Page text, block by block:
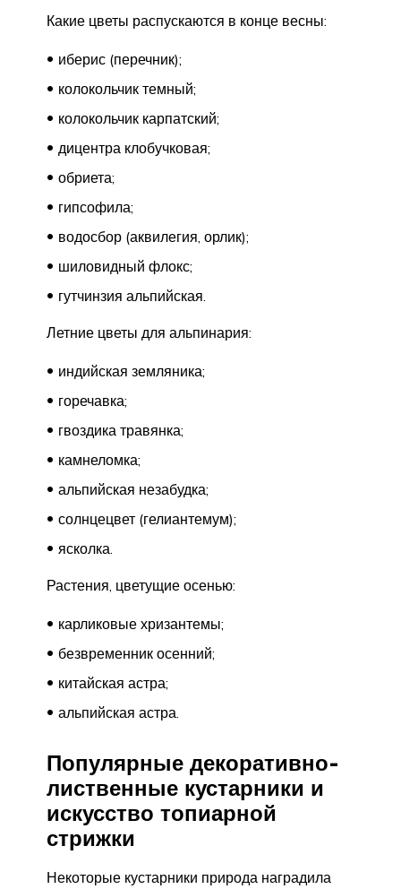
Какие цветы распускаются в конце весны:
иберис (перечник);
колокольчик темный;
колокольчик карпатский;
дицентра клобучковая;
обриета;
гипсофила;
водосбор (аквилегия, орлик);
шиловидный флокс;
гутчинзия альпийская.
Летние цветы для альпинария:
индийская земляника;
горечавка;
гвоздика травянка;
камнеломка;
альпийская незабудка;
солнцецвет (гелиантемум);
ясколка.
Растения, цветущие осенью:
карликовые хризантемы;
безвременник осенний;
китайская астра;
альпийская астра.
Популярные декоративно-
лиственные кустарники и
искусство топиарной
стрижки
Некоторые кустарники природа наградила